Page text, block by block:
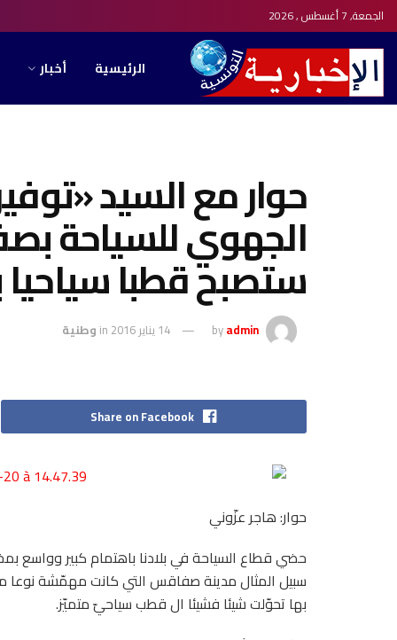
الجمعة, 7 أغسطس , 2026
الرئيسية أخبار
حوار مع السيد
الجهوي للسياحة
ستصبح قطبا سياحيا
byadmin 14 يناير 2016 in وطنية
Share on Facebook
حوار: هاجر عزّوني
حضي قطاع السياحة في بلادنا باهتمام كبير وواسع
سبيل المثال مدينة صفاقس التي كانت مهمّشة نوعا
بها تحوّلت شيئا فشيئا ال قطب سياحيّ متميّز.